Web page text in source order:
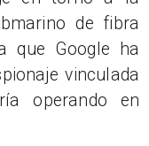
de fibra
que Google ha
vinculada
operando en